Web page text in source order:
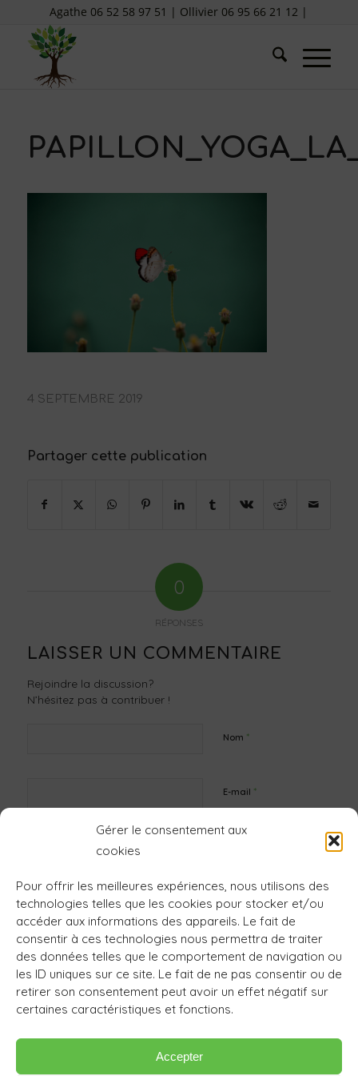
Gérer le consentement aux
cookies
Pour offrir les meilleures expériences, nous utilisons des
technologies telles que les cookies pour stocker et/ou
accéder aux informations des appareils. Le fait de
consentir à ces technologies nous permettra de traiter
des données telles que le comportement de navigation ou
les ID uniques sur ce site. Le fait de ne pas consentir ou de
retirer son consentement peut avoir un effet négatif sur
certaines caractéristiques et fonctions.
Accepter
Agathe 06 52 58 97 51 | Ollivier 06 95 66 21 12 |
4 SEPTEMBRE 2019
Partager cette publication
0
RÉPONSES
LAISSER UN COMMENTAIRE
Rejoindre la discussion?
N’hésitez pas à contribuer !
Nom *
E-mail *